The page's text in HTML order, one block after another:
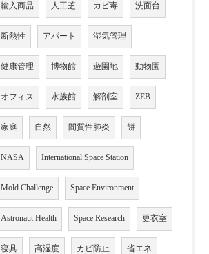
輸入商品 人工芝 カビ毒 洗面台
断熱性 アパート 湿気管理
健康管理 博物館 遊園地 動物園
オフィス 水族館 解剖室 ZEB
家庭 自然 間質性肺炎 餅
NASA International Space Station
Mold Challenge Space Environment
Astronaut Health Space Research 更衣室
寝具 高湿度 カビ防止 省エネ